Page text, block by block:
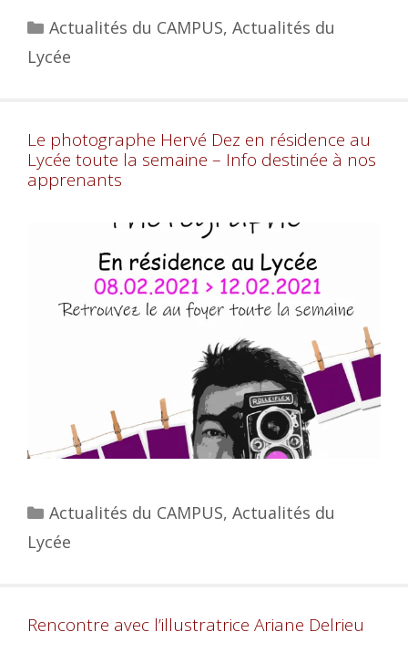
Actualités du CAMPUS, Actualités du
Lycée
Le photographe Hervé Dez en résidence au
Lycée toute la semaine – Info destinée à nos
apprenants
Actualités du CAMPUS, Actualités du
Lycée
Rencontre avec l’illustratrice Ariane Delrieu